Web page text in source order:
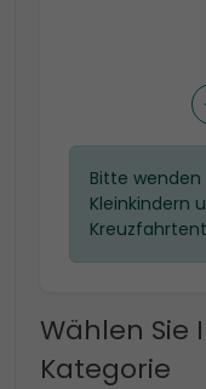
Bitte
Kleinkindern
Wählen Sie
Kategorie